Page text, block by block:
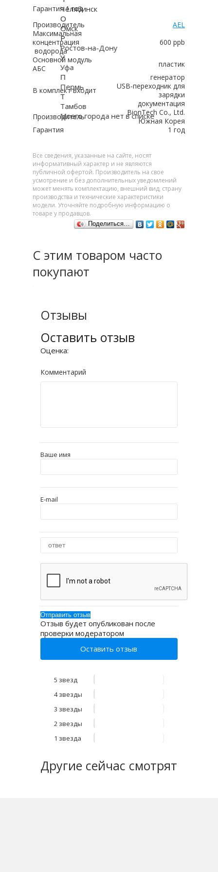
Гарантия 1 год
Производитель
AEL
Максимальная
концентрация
водорода
600 ppb
Основной модуль
АБС
пластик
В комплект входит
генератор
USB-переходник для
зарядки
документация
Производитель
BionTech Co., Ltd.
Южная Корея
Гарантия
1 год
Все сведения, указанные на сайте, носят
информативный характер и не являются
публичной офертой. Производитель на свое
усмотрение и без дополнительных уведомлений
может менять комплектацию, внешний вид, страну
производства и технические характеристики
модели. Уточняйте подробную информацию о
товаре у продавцов.
Поделиться…
С этим товаром часто
покупают
Отзывы
Оставить отзыв
Оценка:
Комментарий
Ваше имя
E-mail
Отзыв будет опубликован после
проверки модератором
Оставить отзыв
5 звезд
4 звезды
3 звезды
2 звезды
1 звезда
Другие сейчас смотрят
Челябинск
О
Омск
Р
Ростов-на-Дону
У
Уфа
П
Пермь
Т
Тамбов
Моего города нет в списке